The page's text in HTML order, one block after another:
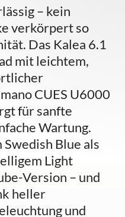
– kein
verkörpert so
Das Kalea 6.1
mit leichtem,
CUES U6000
für sanfte
Wartung.
Blue als
Light
Version – und
heller
und